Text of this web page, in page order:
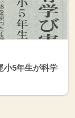
小5年生が科学